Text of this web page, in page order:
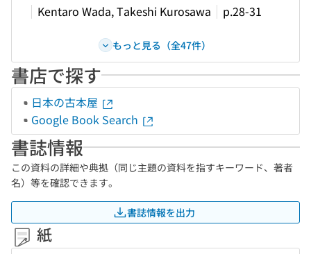
Kentaro Wada, Takeshi Kurosawa
p.28-31
もっと見る（全47件）
書店で探す
日本の古本屋
Google Book Search
書誌情報
この資料の詳細や典拠（同じ主題の資料を指すキーワード、著者
名）等を確認できます。
書誌情報を出力
紙